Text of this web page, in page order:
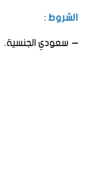
الشروط :
– سعودي الجنسية.